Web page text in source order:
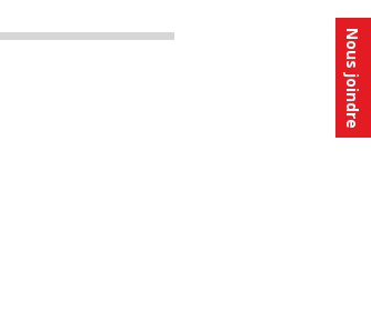
Nous joindre